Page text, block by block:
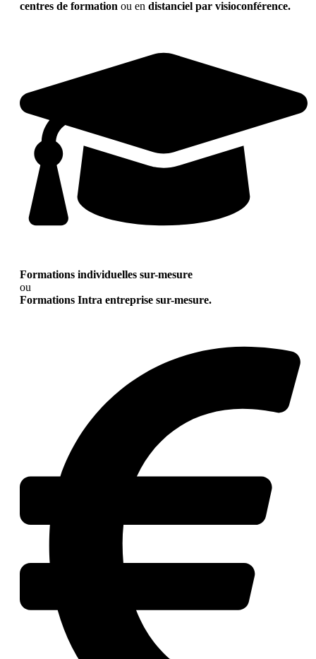
centres de formation ou en distanciel par visioconférence.
Formations individuelles sur-mesure
ou
Formations Intra entreprise sur-mesure.